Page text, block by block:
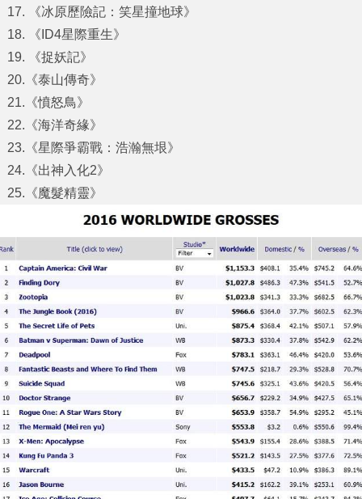
17. 《冰原歷險記：笑星撞地球》
18. 《ID4星際重生》
19. 《捉妖記》
20.《泰山傳奇》
21.《憤怒鳥》
22.《海洋奇緣》
23.《星際爭霸戰：浩瀚無垠》
24.《出神入化2》
25.《魔髮精靈》